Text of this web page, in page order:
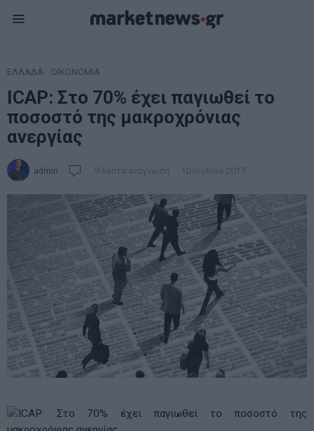
ΕΛΛΑΔΑ ΟΙΚΟΝΟΜΙΑ
ICAP: Στο 70% έχει παγιωθεί το
ποσοστό της μακροχρόνιας
ανεργίας
admin 9 λεπτά ανάγνωση 10 Ιουλίου 2017